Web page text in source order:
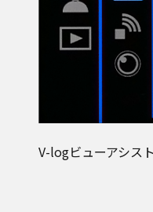
V-logビューアシスト